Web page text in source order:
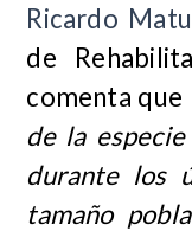
Ricardo
de
comenta que
de la
durante los
tamaño